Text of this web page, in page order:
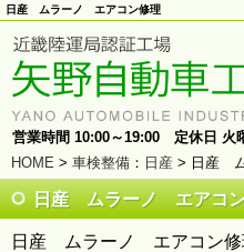
日産 ムラーノ エアコン修理
営業時間 10:00～19:00 定休日 火
HOME > 車検整備 ： 日産 > 日産
日産 ムラーノ エアコ
日産 ムラーノ エアコン修